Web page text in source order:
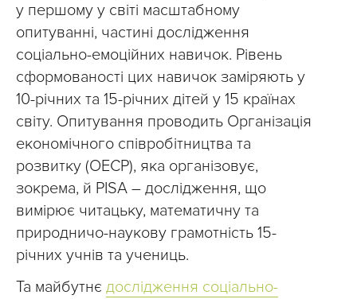
у першому у світі масштабному
опитуванні, частині дослідження
соціально-емоційних навичок. Рівень
сформованості цих навичок заміряють у
10-річних та 15-річних дітей у 15 країнах
світу. Опитування проводить Організація
економічного співробітництва та
розвитку (ОЕСР), яка організовує,
зокрема, й PISA – дослідження, що
вимірює читацьку, математичну та
природничо-наукову грамотність 15-
річних учнів та учениць.
Та майбутнє дослідження соціально-